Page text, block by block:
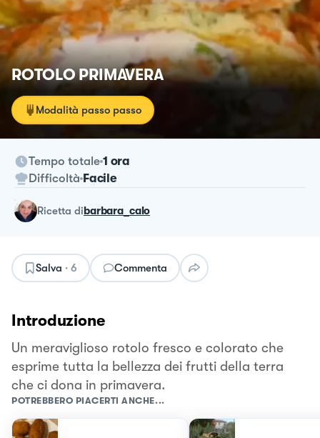
ROTOLO PRIMAVERA
Modalità passo passo
Tempo totale 1 ora
Difficoltà Facile
ricetta dibarbara_calo
Salva · 6 Commenta
Introduzione
Un meraviglioso rotolo fresco e colorato che
esprime tutta la bellezza dei frutti della terra
che ci dona in primavera.
POTREBBERO PIACERTI ANCHE...